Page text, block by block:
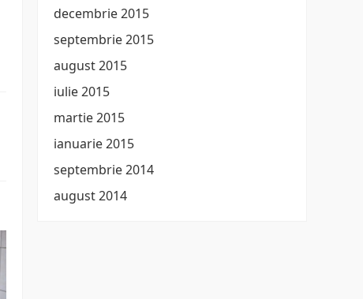
decembrie 2015
septembrie 2015
august 2015
iulie 2015
martie 2015
ianuarie 2015
septembrie 2014
august 2014